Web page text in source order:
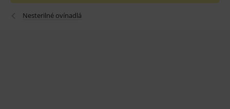
Nesterilné ovínadlá